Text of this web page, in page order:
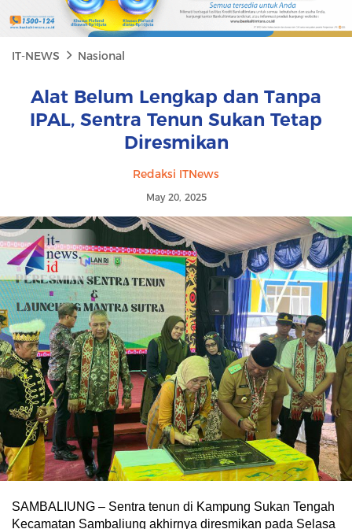
IT-NEWS Nasional
Alat Belum Lengkap dan Tanpa
IPAL, Sentra Tenun Sukan Tetap
Diresmikan
Redaksi ITNews
May 20, 2025
SAMBALIUNG – Sentra tenun di Kampung Sukan Tengah
Kecamatan Sambaliung akhirnya diresmikan pada Selasa